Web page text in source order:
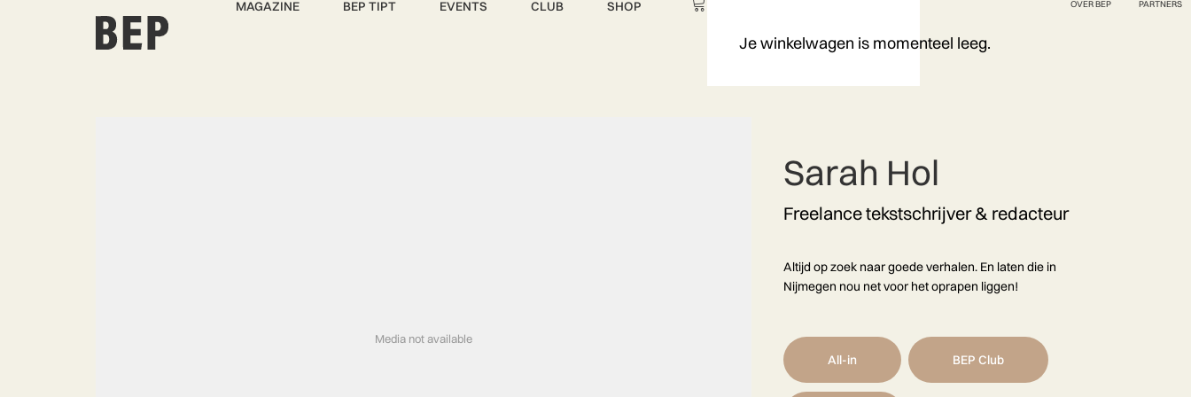
MAGAZINE BEP TIPT EVENTS CLUB SHOP OVER BEP PARTNERS
Je winkelwagen is momenteel leeg.
Media not available
Sarah Hol
Freelance tekstschrijver & redacteur
Altijd op zoek naar goede verhalen. En laten die in
Nijmegen nou net voor het oprapen liggen!
All-in BEP Club